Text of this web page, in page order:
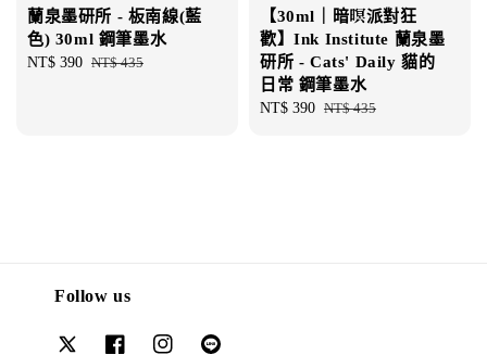
蘭泉墨研所 - 板南線(藍
色) 30ml 鋼筆墨水
Sale
NT$ 390 Regular
NT$ 435
【30ml｜暗暝派對狂
歡】Ink Institute 蘭泉墨
研所 - Cats' Daily 貓的
日常 鋼筆墨水
Sale
NT$ 390 Regular
NT$ 435
Follow us